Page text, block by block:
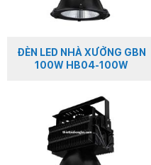
ĐÈN LED NHÀ XƯỞNG GBN
100W HB04-100W